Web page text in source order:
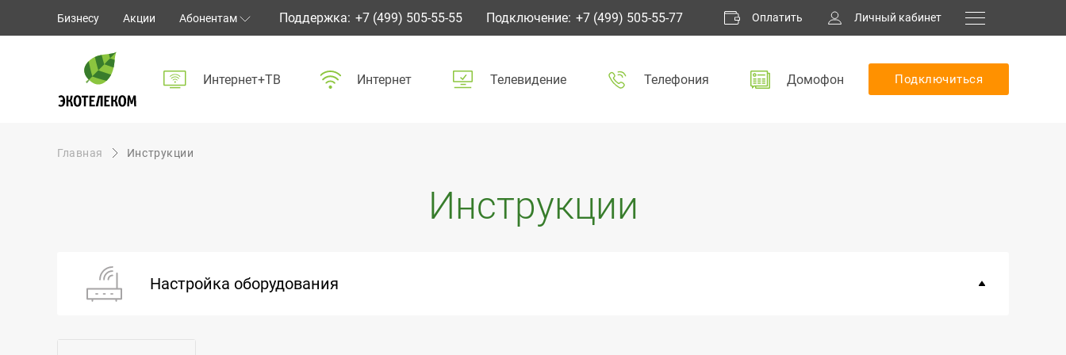
Бизнесу Акции Абонентам
Способы оплаты
Инструкции
Поддержка: +7 (499) 505-55-55 Подключение: +7 (499) 505-55-77 Оплатить Личный кабинет
Интернет+ТВ
Интернет Телевидение Телефония Домофон Подключиться
Главная Инструкции
Инструкции
Настройка оборудования